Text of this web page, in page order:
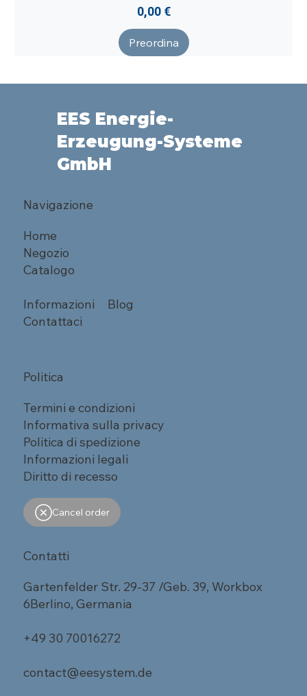
Prezzo
0,00 €
Preordina
EES Energie-
Erzeugung-Systeme
GmbH
Navigazione
Home
Negozio
Catalogo
Informazioni
Blog
Contattaci
Politica
Termini e condizioni
Informativa sulla privacy
Politica di spedizione
Informazioni legali
Diritto di recesso
Cancel order
Contatti
Gartenfelder Str. 29-37 /Geb. 39, Workbox
6Berlino, Germania
+49 30 70016272
contact@eesystem.de